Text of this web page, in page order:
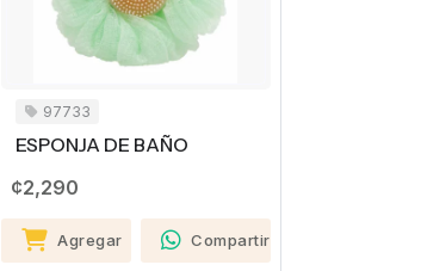
97733
ESPONJA DE BAÑO
¢2,290
Agregar Compartir